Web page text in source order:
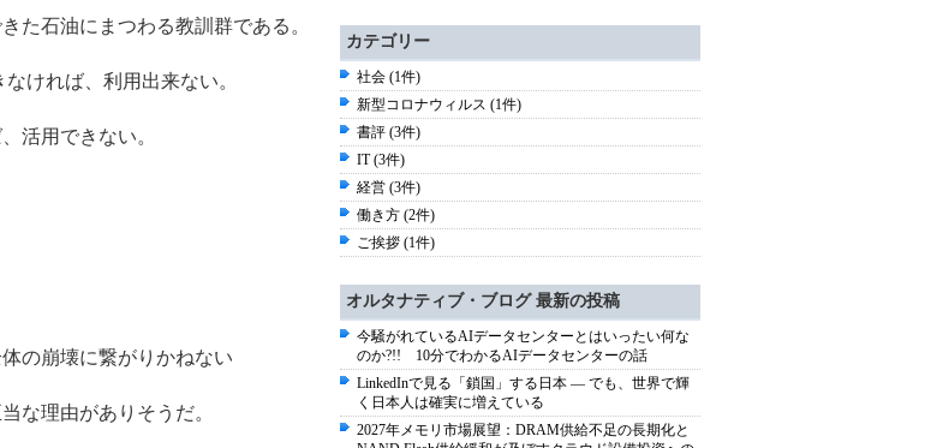
た石油にまつわる教訓群である。
ければ、利用出来ない。
活用できない。
の崩壊に繋がりかねない
な理由がありそうだ。
カテゴリー
社会 (1件)
新型コロナウィルス (1件)
書評 (3件)
IT (3件)
経営 (3件)
働き方 (2件)
ご挨拶 (1件)
オルタナティブ・ブログ 最新の投稿
今騒がれているAIデータセンターとはいったい何な
のか?!! 10分でわかるAIデータセンターの話
LinkedInで見る「鎖国」する日本 ― でも、世界で輝
く日本人は確実に増えている
2027年メモリ市場展望：DRAM供給不足の長期化と